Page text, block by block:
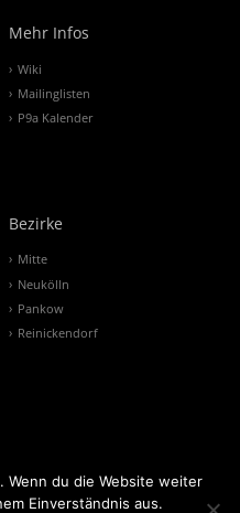
Mehr Infos
Wiki
Mailinglisten
P9a Kalender
Bezirke
Mitte
Neukölln
Pankow
Reinickendorf
Wenn du die Website weiter
Einverständnis aus.